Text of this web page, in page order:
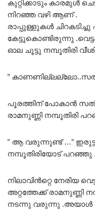
കുറ്റിക്കാടും കാരമുൾ
നിറഞ്ഞ വഴി ആണ് .
രാപ്പുള്ളുകൾ ചിറകടിച്ചു
കേട്ടുകൊണ്ടിരുന്നു
ഓല ചൂട്ടു നമ്പൂതിരി
”
പൂരത്തിന് പോകാൻ
രാമനുണ്ണി നമ്പൂതിരി
” ആ വരുന്നുണ്ട് …”
നമ്പൂതിരിയോട് പറഞ്ഞു .
നിലാവിൻറ്റെ നേരിയ
അറ്റത്തേക്ക് രാമനുണ്ണി
നടന്നു വരുന്നു .അയാൾ